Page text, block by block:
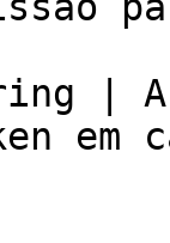
|
em